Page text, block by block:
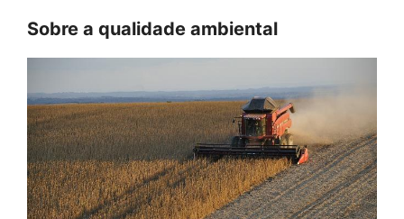
Sobre a qualidade ambiental